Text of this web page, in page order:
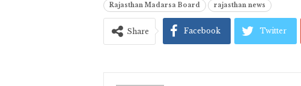
Rajasthan Madarsa Board
rajasthan news
Share Facebook Twitter